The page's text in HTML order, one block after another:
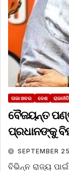
ତାଜା ଖବର ଦେଶ ରାଜନୀତି
ବୈଜୟନ୍ତ
ପ୍ରଧାନଙ୍କୁ
SEPTEMBER
ବିଭିନ୍ନ ରାଜ୍ୟ ପାଇଁ